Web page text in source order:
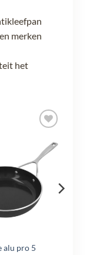
merken
het
verlanglijst
alu pro 5